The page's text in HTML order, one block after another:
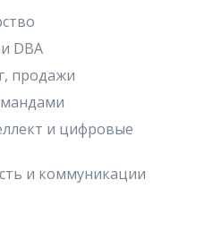
DBA
продажи
и цифровые
и коммуникации